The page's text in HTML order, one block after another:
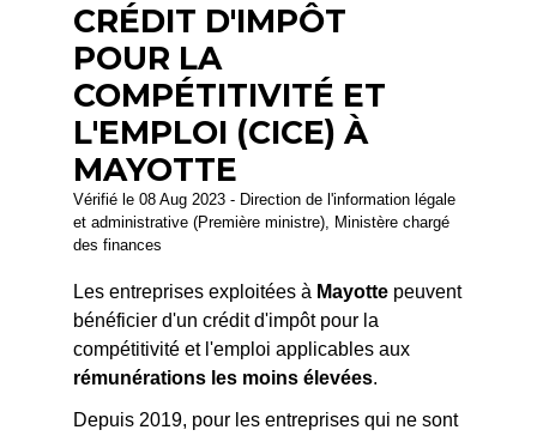
CRÉDIT D'IMPÔT
POUR LA
COMPÉTITIVITÉ ET
L'EMPLOI (CICE) À
MAYOTTE
Vérifié le 08 Aug 2023 - Direction de l'information légale
et administrative (Première ministre), Ministère chargé
des finances
Les entreprises exploitées à Mayotte peuvent
bénéficier d'un crédit d'impôt pour la
compétitivité et l'emploi applicables aux
rémunérations les moins élevées.
Depuis 2019, pour les entreprises qui ne sont